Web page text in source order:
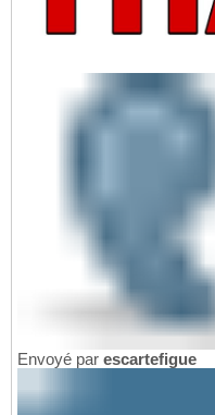
Envoyé par escartefigue